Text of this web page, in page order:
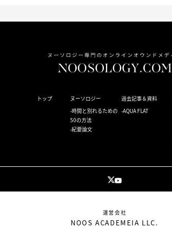
トップ
ヌーソロジー
時間と別れるための
50の方法
紀要論文
過去記事＆資料
AQUA FLAT
運営会社
NOOS ACADEMEIA LLC.